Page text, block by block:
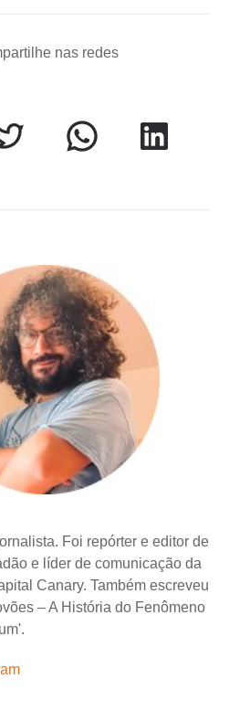
nas redes
Foi repórter e editor de
e líder de comunicação da
Canary. Também escreveu
– A História do Fenômeno